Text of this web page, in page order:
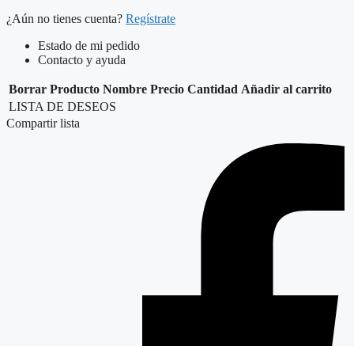
¿Aún no tienes cuenta? Regístrate
Estado de mi pedido
Contacto y ayuda
Borrar Producto Nombre Precio Cantidad Añadir al carrito
LISTA DE DESEOS
Compartir lista